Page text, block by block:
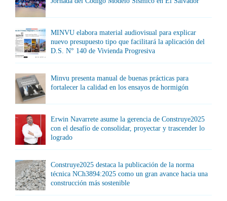
MINVU elabora material audiovisual para explicar
nuevo presupuesto tipo que facilitará la aplicación del
D.S. N° 140 de Vivienda Progresiva
Minvu presenta manual de buenas prácticas para
fortalecer la calidad en los ensayos de hormigón
Erwin Navarrete asume la gerencia de Construye2025
con el desafío de consolidar, proyectar y trascender lo
logrado
Construye2025 destaca la publicación de la norma
técnica NCh3894:2025 como un gran avance hacia una
construcción más sostenible